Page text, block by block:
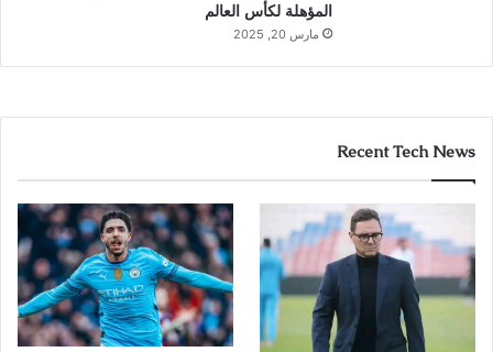
المؤهلة لكأس العالم
مارس 20, 2025
Recent Tech News